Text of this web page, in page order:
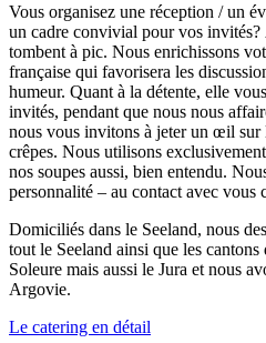
Vous organisez une réception / un
un cadre convivial pour vos invités?
tombent à pic. Nous enrichissons
française qui favorisera les
humeur. Quant à la détente, elle
invités, pendant que nous nous
nous vous invitons à jeter un œil sur
crêpes. Nous utilisons
nos soupes aussi, bien entendu.
personnalité – au contact avec vous
Domiciliés dans le Seeland, nous
tout le Seeland ainsi que les
Soleure mais aussi le Jura et nous
Argovie.
Le catering en détail